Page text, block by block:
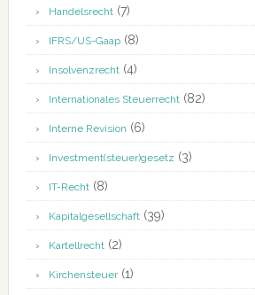
Handelsrecht(7)
IFRS/US-Gaap(8)
Insolvenzrecht(4)
Internationales Steuerrecht(82)
Interne Revision (6)
Investment(steuer)gesetz (3)
IT-Recht(8)
Kapitalgesellschaft(39)
Kartellrecht(2)
Kirchensteuer(1)